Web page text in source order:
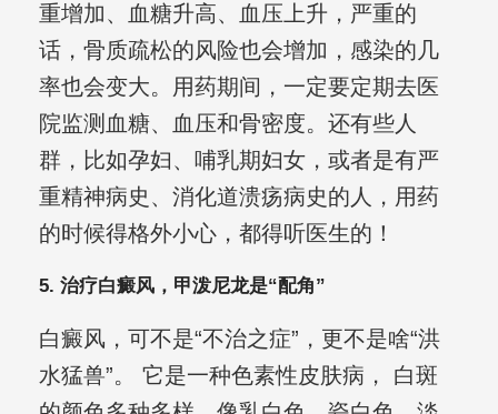
重增加、血糖升高、血压上升，严重的
话，骨质疏松的风险也会增加，感染的几
率也会变大。用药期间，一定要定期去医
院监测血糖、血压和骨密度。还有些人
群，比如孕妇、哺乳期妇女，或者是有严
重精神病史、消化道溃疡病史的人，用药
的时候得格外小心，都得听医生的！
5. 治疗白癜风，甲泼尼龙是“配角”
白癜风，可不是“不治之症”，更不是啥“洪
水猛兽”。 它是一种色素性皮肤病， 白斑